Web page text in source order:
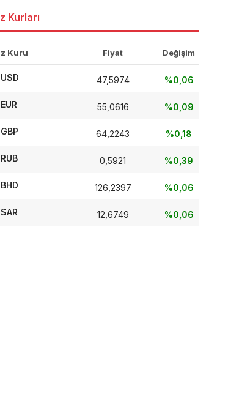
Kurları
Kuru Fiyat Değişim
USD 47,5974 %0,06
EUR 55,0616 %0,09
GBP 64,2243 %0,18
RUB 0,5921 %0,39
BHD 126,2397 %0,06
SAR 12,6749 %0,06